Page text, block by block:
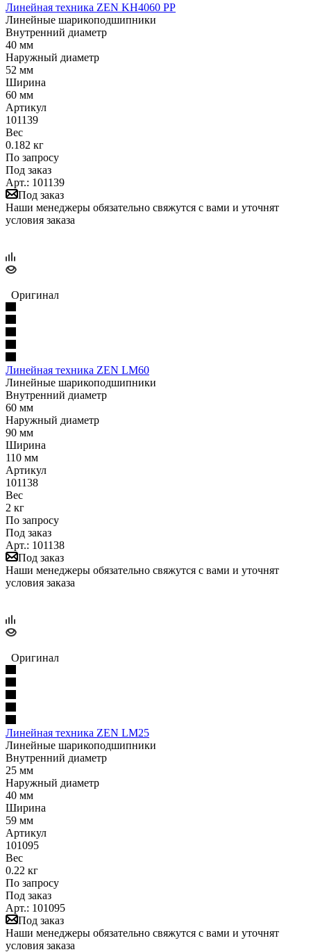
Линейная техника ZEN KH4060 PP
Линейные шарикоподшипники
Внутренний диаметр
40 мм
Наружный диаметр
52 мм
Ширина
60 мм
Артикул
101139
Вес
0.182 кг
По запросу
Под заказ
Арт.: 101139
Под заказ
Наши менеджеры обязательно свяжутся с вами и уточнят
условия заказа
Оригинал
Линейная техника ZEN LM60
Линейные шарикоподшипники
Внутренний диаметр
60 мм
Наружный диаметр
90 мм
Ширина
110 мм
Артикул
101138
Вес
2 кг
По запросу
Под заказ
Арт.: 101138
Под заказ
Наши менеджеры обязательно свяжутся с вами и уточнят
условия заказа
Оригинал
Линейная техника ZEN LM25
Линейные шарикоподшипники
Внутренний диаметр
25 мм
Наружный диаметр
40 мм
Ширина
59 мм
Артикул
101095
Вес
0.22 кг
По запросу
Под заказ
Арт.: 101095
Под заказ
Наши менеджеры обязательно свяжутся с вами и уточнят
условия заказа